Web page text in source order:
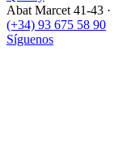
Abat Marcet 41-43 ·
(+34) 93 675 58 90
Síguenos